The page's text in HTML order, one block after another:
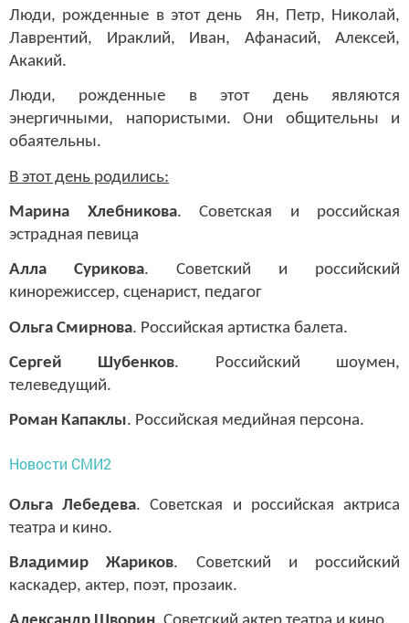
Люди, рожденные в этот день Ян, Петр, Николай,
Лаврентий, Ираклий, Иван, Афанасий, Алексей,
Акакий.
Люди, рожденные в этот день являются
энергичными, напористыми. Они общительны и
обаятельны.
В этот день родились:
Марина Хлебникова. Советская и российская
эстрадная певица
Алла Сурикова. Советский и российский
кинорежиссер, сценарист, педагог
Ольга Смирнова. Российская артистка балета.
Сергей Шубенков. Российский шоумен,
телеведущий.
Роман Капаклы. Российская медийная персона.
Новости СМИ2
Ольга Лебедева. Советская и российская актриса
театра и кино.
Владимир Жариков. Советский и российский
каскадер, актер, поэт, прозаик.